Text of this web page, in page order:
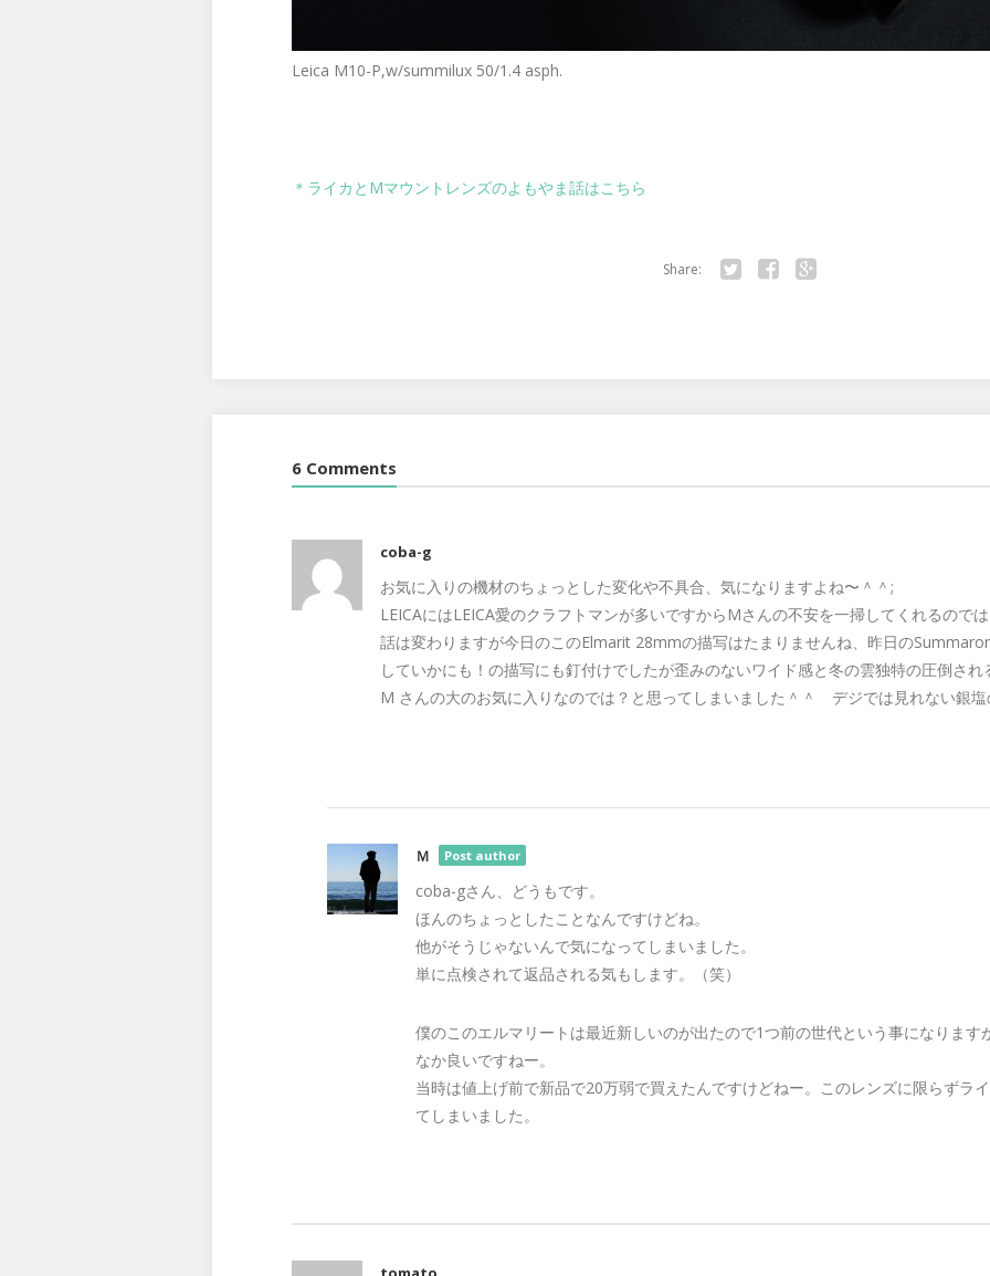
Leica M10-P,w/summilux 50/1.4 asph.
＊ライカとMマウントレンズのよもやま話はこちら
Share:
6 Comments
coba-g
お気に入りの機材のちょっとした変化や不具合、気になりますよね〜＾＾;
LEICAにはLEICA愛のクラフトマンが多いですからMさんの不安を一掃してくれるので
話は変わりますが今日のこのElmarit 28mmの描写はたまりませんね、昨日の
していかにも！の描写にも釘付けでしたが歪みのないワイド感と冬の雲独特の圧倒さ
M さんの大のお気に入りなのでは？と思ってしまいました＾＾ デジでは見れない銀
Ｍ Post author
coba-gさん、どうもです。
ほんのちょっとしたことなんですけどね。
他がそうじゃないんで気になってしまいました。
単に点検されて返品される気もします。（笑）
僕のこのエルマリートは最近新しいのが出たので1つ前の世代という事になります
なか良いですねー。
当時は値上げ前で新品で20万弱で買えたんですけどねー。このレンズに限らずラ
てしまいました。